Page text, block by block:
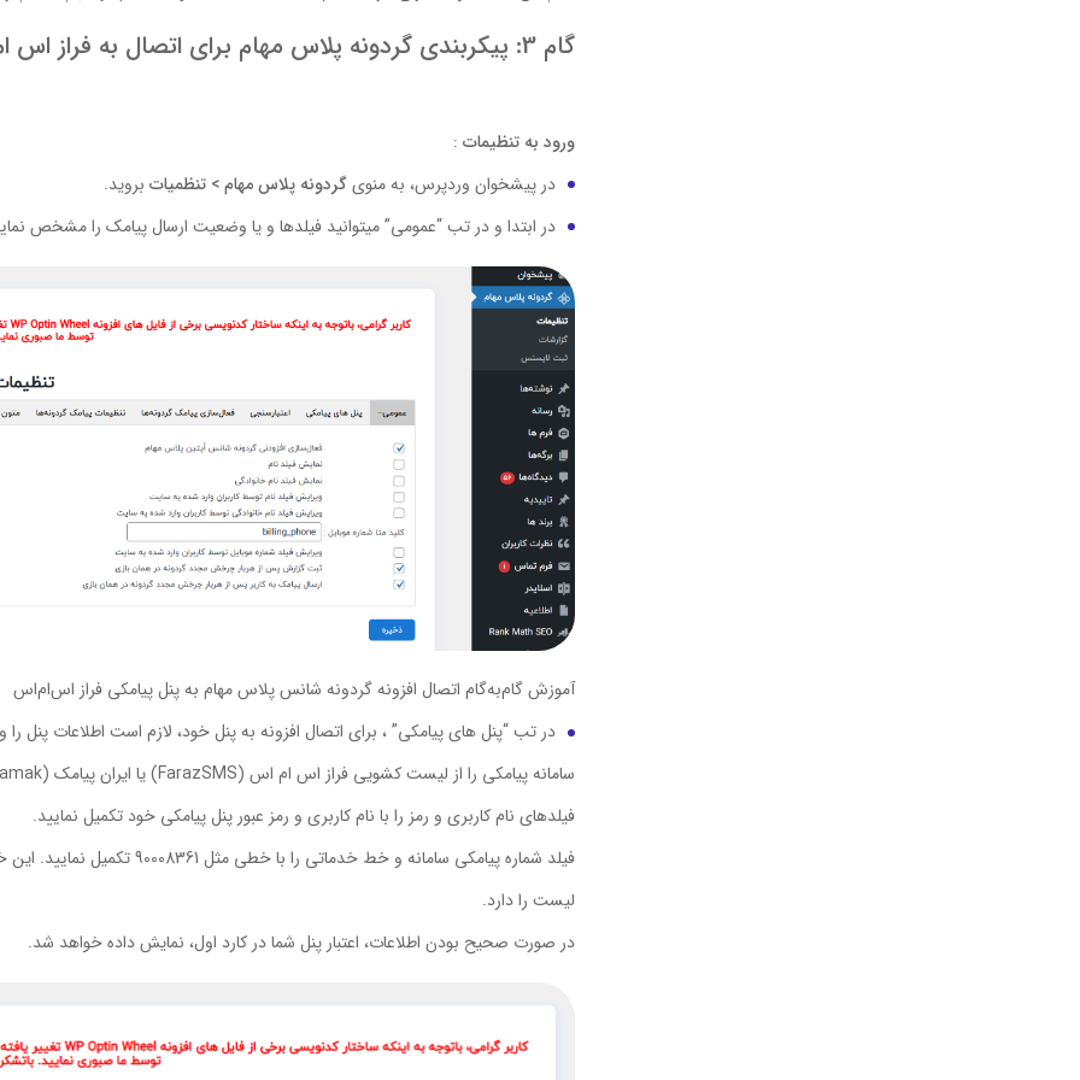
گام 3: پیکربندی گردونه پلاس مهام برای اتصال به فراز اس ام اس
ورود به تنظیمات :
در پیشخوان وردپرس، به منویگردونه پلاس مهام>تنظمیات بروید.
در ابتدا و در تب “عمومی” میتوانید فیلدها و یا وضعیت ارسال پیامک را مشخص
آموزش گام‌به‌گام اتصال افزونه گردونه شانس پلاس مهام به پنل پیامکی فراز اس‌ام‌اس
در تب “پنل های پیامکی” ، برای اتصال افزونه به پنل خود، لازم است اطلاعات پنل را
سامانه پیامکی را از لیست کشویی فراز اس ام اس (FarazSMS) یا ایران پیامک (IranPayamak) انتخاب نمایید.
فیلدهای نام کاربری و رمز را با نام کاربری و رمز عبور پنل پیامکی خود تکمیل نمایید.
فیلد شماره پیامکی سامانه و خط
لیست را دارد.
در صورت صحیح بودن اطلاعات، اعتبار پنل شما در کارد اول، نمایش داده خواهد شد.